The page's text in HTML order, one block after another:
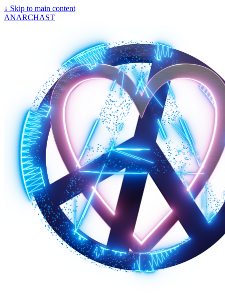
↓ Skip to main content
ANARCHAST